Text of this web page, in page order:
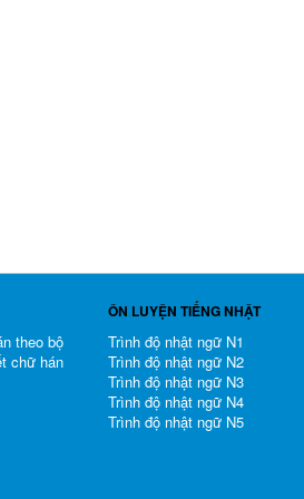
theo bộ
chữ hán
ÔN LUYỆN TIẾNG NHẬT
Trình độ nhật ngữ N1
Trình độ nhật ngữ N2
Trình độ nhật ngữ N3
Trình độ nhật ngữ N4
Trình độ nhật ngữ N5